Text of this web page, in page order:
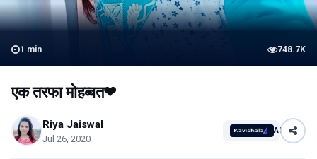
1 min 748.7K
एक तरफा मोहब्बत❤
Riya Jaiswal
Jul 26, 2020
AI